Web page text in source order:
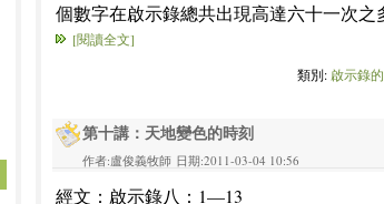
個數字在啟示錄總共出現高達六十一次之
[閱讀全文]
類別: 啟示錄
第十講：天地變色的時刻
作者:盧俊義牧師 日期:2011-03-04 10:56
經文：啟示錄八：1—13